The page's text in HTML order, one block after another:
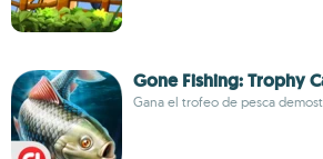
Gone Fishing: Trophy
Gana el trofeo de pesca